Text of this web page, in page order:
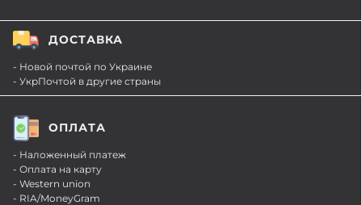
ДОСТАВКА
- Новой почтой по Украине
- УкрПочтой в другие страны
ОПЛАТА
- Наложенный платеж
- Оплата на карту
- Western union
- RIA/MoneyGram